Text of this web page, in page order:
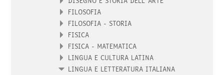
FILOSOFIA
FILOSOFIA - STORIA
FISICA
FISICA - MATEMATICA
LINGUA E CULTURA LATINA
LINGUA E LETTERATURA ITALIANA